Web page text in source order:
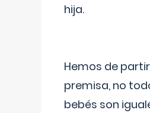
hija.
Hemos de
premisa, no
bebés son